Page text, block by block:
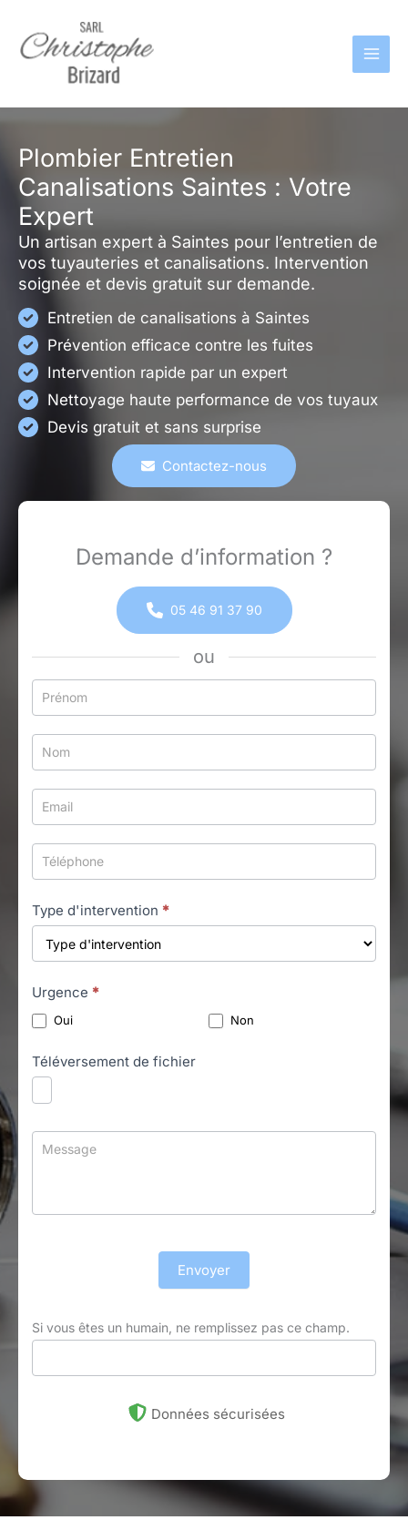
contenu
Plombier Entretien
Canalisations Saintes : Votre
Expert
Un artisan expert à Saintes pour l’entretien de
vos tuyauteries et canalisations. Intervention
soignée et devis gratuit sur demande.
Entretien de canalisations à Saintes
Prévention efficace contre les fuites
Intervention rapide par un expert
Nettoyage haute performance de vos tuyaux
Devis gratuit et sans surprise
Contactez-nous
Demande d’information ?
05 46 91 37 90
ou
Formulaire
simple
avec
téléphone
Type d'intervention *
Urgence *
Oui Non
Téléversement de fichier
Envoyer
Si vous êtes un humain, ne remplissez pas ce champ.
Données sécurisées